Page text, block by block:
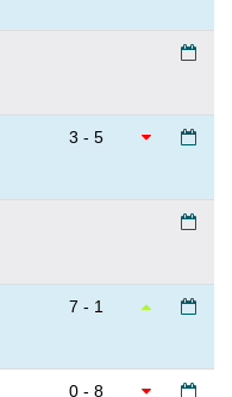
3 - 5
7 - 1
0 - 8